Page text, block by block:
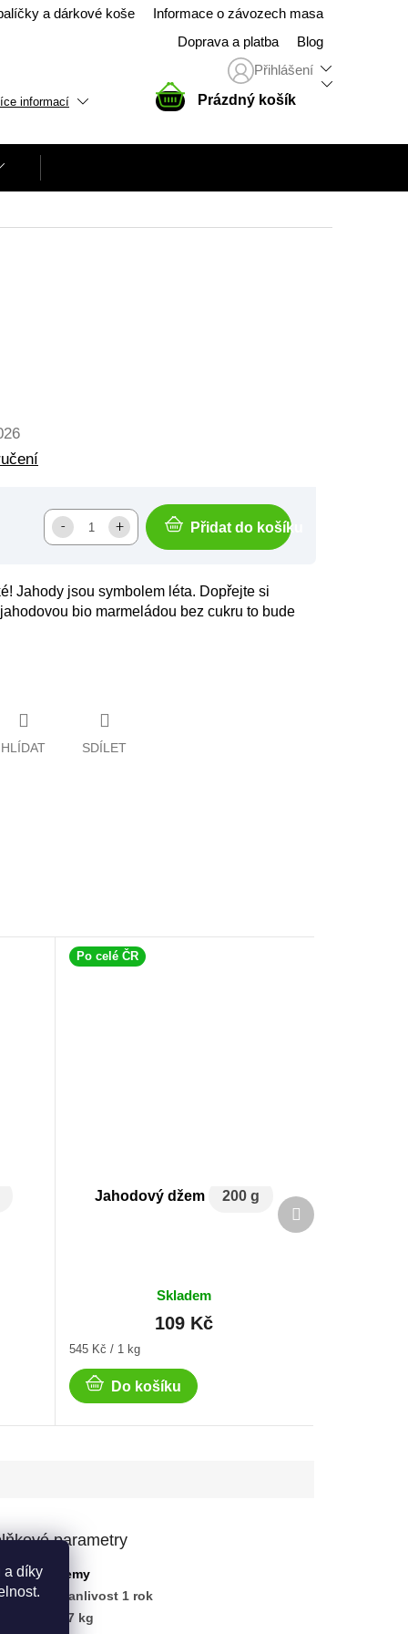
a díky
a dárkové koše
Informace o závozech masa
Doprava a platba
Blog
Přihlášení
informací
NÁKUPNÍ
KOŠÍK
Prázdný košík
Přidat do košíku
Jahody jsou symbolem léta. Dopřejte si
bio marmeládou bez cukru to bude
HLÍDAT SDÍLET
Po celé ČR
Jahodový džem 200 g
Skladem
109 Kč
Měrná
545 Kč / 1 kg
Do košíku
Další
produkt
parametry
:
Džemy
:
Trvanlivost 1 rok
0.37 kg